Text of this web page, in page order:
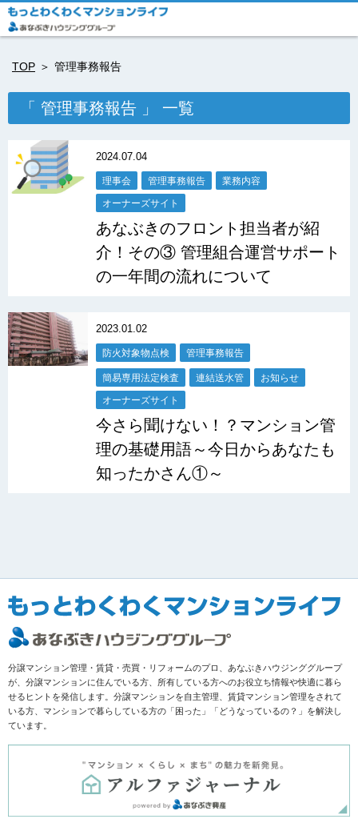
TOP 管理事務報告
「 管理事務報告 」 一覧
2024.07.04
理事会 管理事務報告 業務内容
オーナーズサイト
あなぶきのフロント担当者が紹
介！その③ 管理組合運営サポート
の一年間の流れについて
2023.01.02
防火対象物点検 管理事務報告
簡易専用法定検査 連結送水管 お知らせ
オーナーズサイト
今さら聞けない！？マンション管
理の基礎用語～今日からあなたも
知ったかさん①～
分譲マンション管理・賃貸・売買・リフォームのプロ、あなぶきハウジンググループ
が、分譲マンションに住んでいる方、所有している方へのお役立ち情報や快適に暮ら
せるヒントを発信します。分譲マンションを自主管理、賃貸マンション管理をされて
いる方、マンションで暮らしている方の「困った」「どうなっているの？」を解決し
ています。